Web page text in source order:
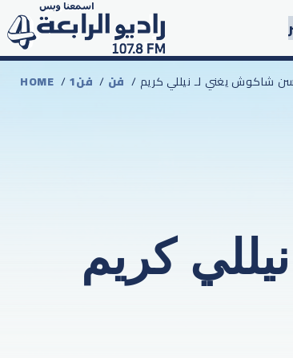
HOME / 1فن / فن حسن شاكوش يغني لـ نيللي كريم
كريم